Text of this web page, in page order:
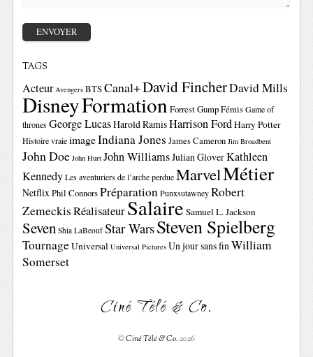
TAGS
Acteur Avengers BTSCanal+David FincherDavid Mills
DisneyFormationForrest GumpFémis Game of
thrones George LucasHarold RamisHarrison FordHarry Potter
Histoire vraie imageIndiana Jones James Cameron Jim Broadbent
John Doe John Hurt John WilliamsJulian GloverKathleen
Kennedy Les aventuriers de l’arche perdue MarvelMétier
NetflixPhil ConnorsPréparation Punxsutawney Robert
ZemeckisRéalisateurSalaire Samuel L. Jackson
Seven Shia LaBeouf Star WarsSteven Spielberg
TournageUniversal Universal Pictures Un jour sans finWilliam
Somerset
Ciné Télé & Co.
©Ciné Télé & Co.2026